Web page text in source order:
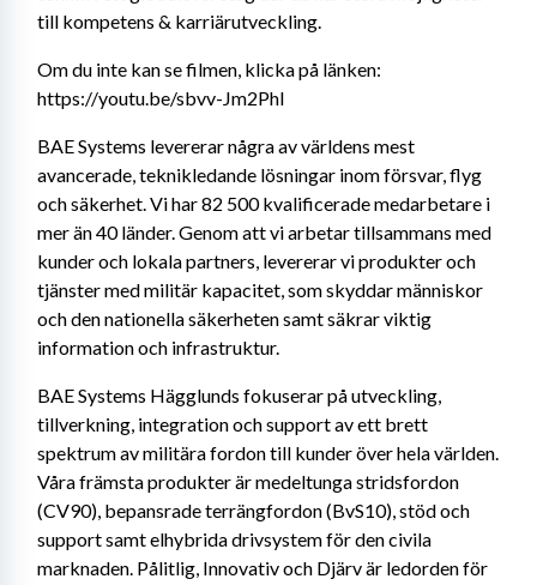
till kompetens & karriärutveckling.
Om du inte kan se filmen, klicka på länken:
https://youtu.be/sbvv-Jm2PhI
BAE Systems levererar några av världens mest
avancerade, teknikledande lösningar inom försvar, flyg
och säkerhet. Vi har 82 500 kvalificerade medarbetare i
mer än 40 länder. Genom att vi arbetar tillsammans med
kunder och lokala partners, levererar vi produkter och
tjänster med militär kapacitet, som skyddar människor
och den nationella säkerheten samt säkrar viktig
information och infrastruktur.
BAE Systems Hägglunds fokuserar på utveckling,
tillverkning, integration och support av ett brett
spektrum av militära fordon till kunder över hela världen.
Våra främsta produkter är medeltunga stridsfordon
(CV90), bepansrade terrängfordon (BvS10), stöd och
support samt elhybrida drivsystem för den civila
marknaden. Pålitlig, Innovativ och Djärv är ledorden för